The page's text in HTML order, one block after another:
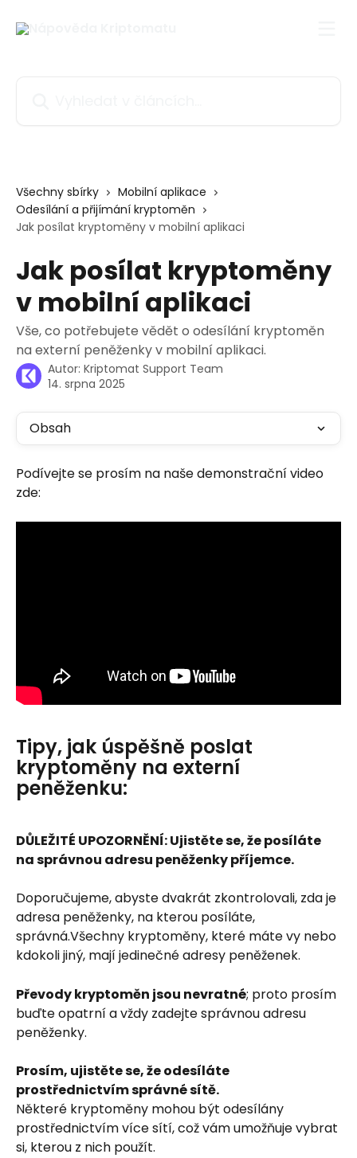
Všechny sbírky
Mobilní aplikace
Odesílání a přijímání kryptoměn
Jak posílat kryptoměny v mobilní aplikaci
Jak posílat kryptoměny
v mobilní aplikaci
Vše, co potřebujete vědět o odesílání kryptoměn
na externí peněženky v mobilní aplikaci.
Autor: Kriptomat Support Team
14. srpna 2025
Obsah
Podívejte se prosím na naše demonstrační video
zde:
Tipy, jak úspěšně poslat
kryptoměny na externí
peněženku:
DŮLEŽITÉ UPOZORNĚNÍ: Ujistěte se, že posíláte
na správnou adresu peněženky příjemce.
Doporučujeme, abyste dvakrát zkontrolovali, zda je
adresa peněženky, na kterou posíláte,
správná.Všechny kryptoměny, které máte vy nebo
kdokoli jiný, mají jedinečné adresy peněženek.
Převody kryptoměn jsou nevratné; proto prosím
buďte opatrní a vždy zadejte správnou adresu
peněženky.
Prosím, ujistěte se, že odesíláte
prostřednictvím správné sítě.
Některé kryptoměny mohou být odesílány
prostřednictvím více sítí, což vám umožňuje vybrat
si, kterou z nich použít.